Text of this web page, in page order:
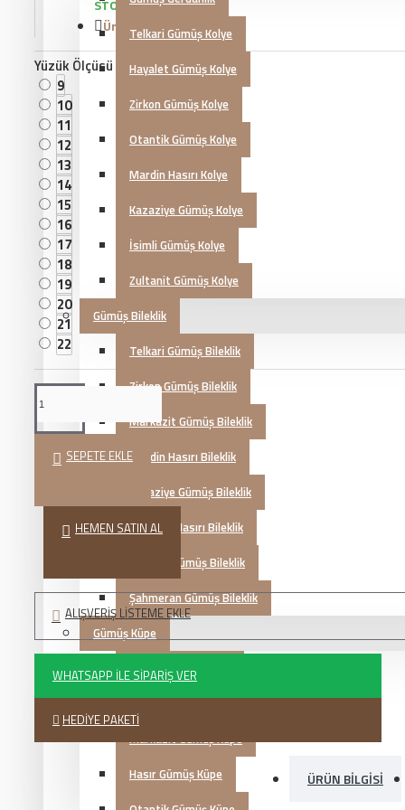
Telkari Gümüş Kolye
Hayalet Gümüş Kolye
Zirkon Gümüş Kolye
Otantik Gümüş Kolye
Mardin Hasırı Kolye
Kazaziye Gümüş Kolye
İsimli Gümüş Kolye
Zultanit Gümüş Kolye
Gümüş Bileklik
Telkari Gümüş Bileklik
Zirkon Gümüş Bileklik
Markazit Gümüş Bileklik
Mardin Hasırı Bileklik
Kazaziye Gümüş Bileklik
Trabzon Hasırı Bileklik
Otantik Gümüş Bileklik
Şahmeran Gümüş Bileklik
Gümüş Küpe
Telkari Gümüş Küpe
Zirkon Gümüş Küpe
Markazit Gümüş Küpe
Hasır Gümüş Küpe
STOKTA VAR
Ürün Kodu::KG20230945
Yüzük Ölçüsü
9
10
11
12
13
14
15
16
17
18
19
20
21
22
SEPETE EKLE
HEMEN SATIN AL
ALIŞVERIŞ LISTEME EKLE
WHATSAPP İLE SIPARIŞ VER
HEDIYE PAKETI
ÜRÜN BILGISI